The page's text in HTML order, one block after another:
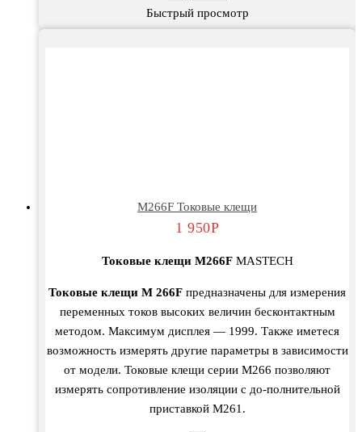
Быстрый просмотр
М266F Токовые клещи
1 950Р
Токовые клещи М266FMASTECH
Токовые клещи М 266F предназначены для измерения
переменных токов высоких величин бесконтактным
методом. Максимум дисплея — 1999. Также иметеся
возможность измерять другие параметры в зависимости
от модели. Токовые клещи серии М266 позволяют
измерять сопротивление изоляции с до-полнительной
приставкой М261.